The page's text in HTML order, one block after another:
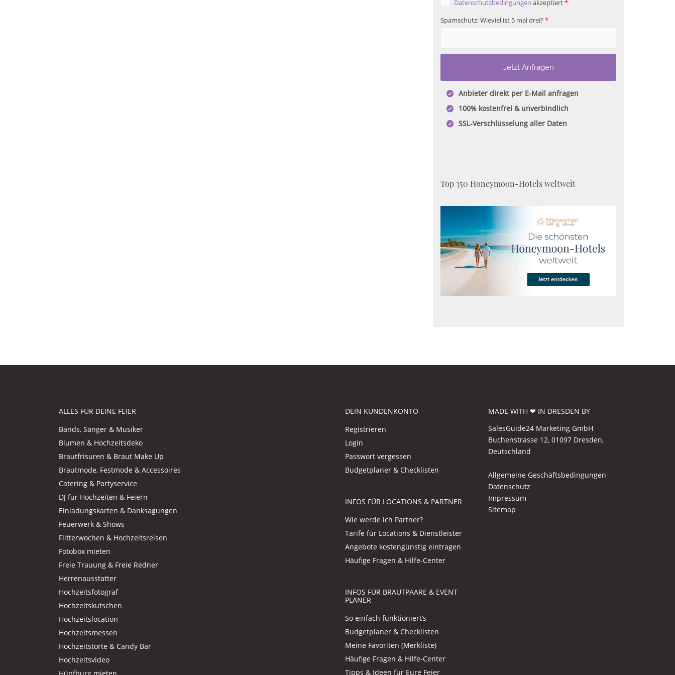
Datenschutzbedingungen akzeptiert*
Spamschutz: Wieviel ist 5 mal drei? *
Anbieter direkt per E-Mail anfragen
100% kostenfrei & unverbindlich
SSL-Verschlüsselung aller Daten
Top 350 Honeymoon-Hotels weltweit
ALLES FÜR DEINE FEIER
Bands, Sänger & Musiker
Blumen & Hochzeitsdeko
Brautfrisuren & Braut Make Up
Brautmode, Festmode & Accessoires
Catering & Partyservice
DJ für Hochzeiten & Feiern
Einladungskarten & Danksagungen
Feuerwerk & Shows
Flitterwochen & Hochzeitsreisen
Fotobox mieten
Freie Trauung & Freie Redner
Herrenausstatter
Hochzeitsfotograf
Hochzeitskutschen
Hochzeitslocation
Hochzeitsmessen
Hochzeitstorte & Candy Bar
Hochzeitsvideo
DEIN KUNDENKONTO
Registrieren
Login
Passwort vergessen
Budgetplaner & Checklisten
INFOS FÜR LOCATIONS & PARTNER
Wie werde ich Partner?
Tarife für Locations & Dienstleister
Angebote kostengünstig eintragen
Häufige Fragen & Hilfe-Center
INFOS FÜR BRAUTPAARE & EVENT
PLANER
So einfach funktioniert’s
Budgetplaner & Checklisten
Meine Favoriten (Merkliste)
Häufige Fragen & Hilfe-Center
Tipps & Ideen für Eure Feier
MADE WITH ❤ IN DRESDEN BY
SalesGuide24 Marketing GmbH
Buchenstrasse 12, 01097 Dresden,
Deutschland
Allgemeine Geschäftsbedingungen
Datenschutz
Impressum
Sitemap